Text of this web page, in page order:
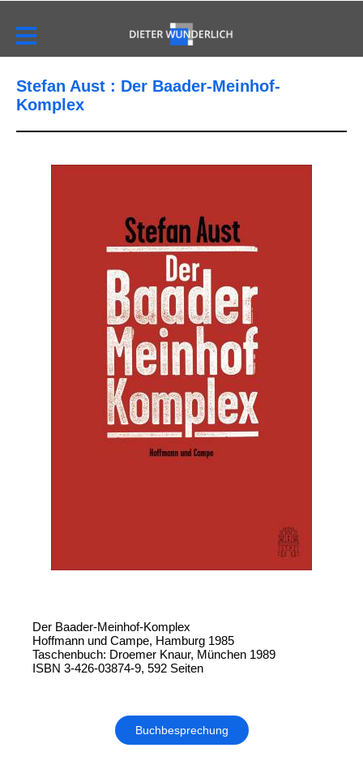
Stefan Aust : Der Baader-Meinhof-
Komplex
Der Baader-Meinhof-Komplex
Hoffmann und Campe, Hamburg 1985
Taschenbuch: Droemer Knaur, München 1989
ISBN 3-426-03874-9, 592 Seiten
Buchbesprechung